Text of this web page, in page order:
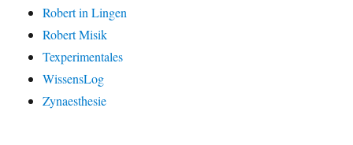
Robert in Lingen
Robert Misik
Texperimentales
WissensLog
Zynaesthesie